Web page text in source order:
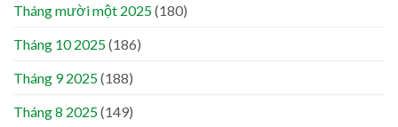
Tháng mười một 2025(180)
Tháng 10 2025(186)
Tháng 9 2025(188)
Tháng 8 2025(149)